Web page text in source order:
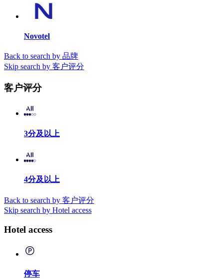
Novotel
Back to search by 品牌
Skip search by 客户评分
客户评分
3分及以上
4分及以上
Back to search by 客户评分
Skip search by Hotel access
Hotel access
停车